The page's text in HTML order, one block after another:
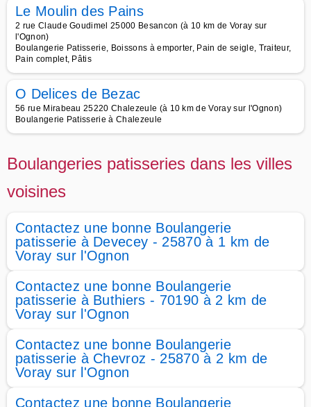
Le Moulin des Pains
2 rue Claude Goudimel 25000 Besancon (à 10 km de Voray sur
l'Ognon)
Boulangerie Patisserie, Boissons à emporter, Pain de seigle, Traiteur,
Pain complet, Pâtis
O Delices de Bezac
56 rue Mirabeau 25220 Chalezeule (à 10 km de Voray sur l'Ognon)
Boulangerie Patisserie à Chalezeule
Boulangeries patisseries dans les villes
voisines
Contactez une bonne Boulangerie
patisserie à Devecey - 25870 à 1 km de
Voray sur l'Ognon
Contactez une bonne Boulangerie
patisserie à Buthiers - 70190 à 2 km de
Voray sur l'Ognon
Contactez une bonne Boulangerie
patisserie à Chevroz - 25870 à 2 km de
Voray sur l'Ognon
Contactez une bonne Boulangerie